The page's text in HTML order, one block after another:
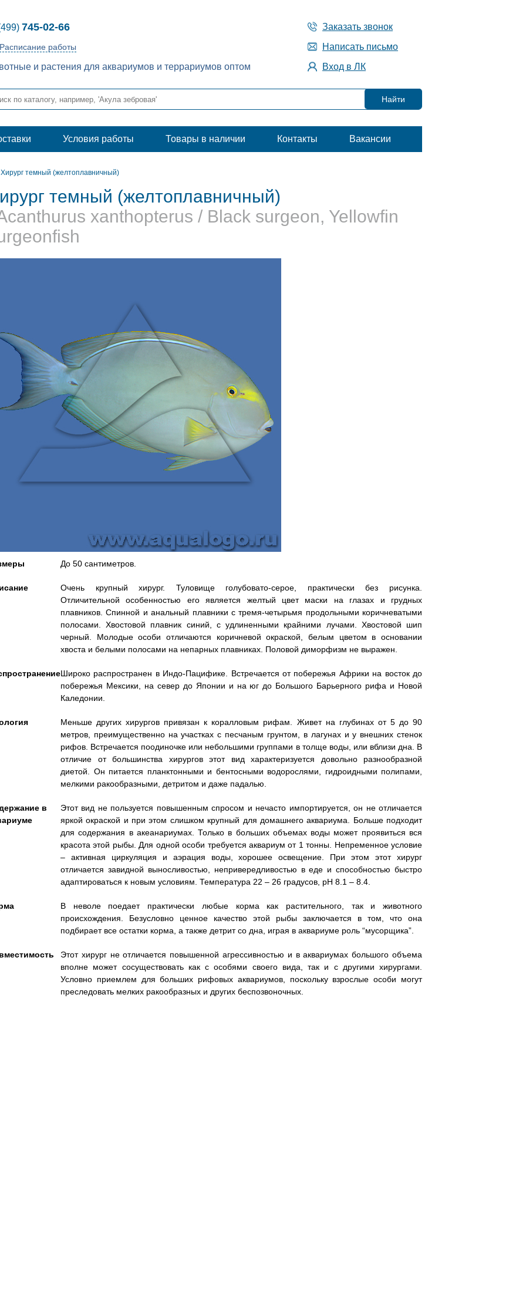
745-02-66 Заказать звонок
Расписание работы
Написать письмо
и растения для аквариумов и террариумов оптом
Вход в ЛК
Условия работы Товары в наличии Контакты Вакансии
Хирург темный (желтоплавничный)
темный (желтоплавничный)
xanthopterus / Black surgeon, Yellowfin
До 50 сантиметров.
Очень крупный хирург. Туловище голубовато-серое, практически без рисунка.
Отличительной особенностью его является желтый цвет маски на глазах и грудных
плавников. Спинной и анальный плавники с тремя-четырьмя продольными коричневатыми
полосами. Хвостовой плавник синий, с удлиненными крайними лучами. Хвостовой шип
черный. Молодые особи отличаются коричневой окраской, белым цветом в основании
хвоста и белыми полосами на непарных плавниках. Половой диморфизм не выражен.
Широко распространен в Индо-Пацифике. Встречается от побережья Африки на восток до
побережья Мексики, на север до Японии и на юг до Большого Барьерного рифа и Новой
Каледонии.
Меньше других хирургов привязан к коралловым рифам. Живет на глубинах от 5 до 90
метров, преимущественно на участках с песчаным грунтом, в лагунах и у внешних стенок
рифов. Встречается поодиночке или небольшими группами в толще воды, или вблизи дна. В
отличие от большинства хирургов этот вид характеризуется довольно разнообразной
диетой. Он питается планктонными и бентосными водорослями, гидроидными полипами,
мелкими ракообразными, детритом и даже падалью.
в
Этот вид не пользуется повышенным спросом и нечасто импортируется, он не отличается
яркой окраской и при этом слишком крупный для домашнего аквариума. Больше подходит
для содержания в акеанариумах. Только в больших объемах воды может проявиться вся
красота этой рыбы. Для одной особи требуется аквариум от 1 тонны. Непременное условие
– активная циркуляция и аэрация воды, хорошее освещение. При этом этот хирург
отличается завидной выносливостью, непривередливостью в еде и способностью быстро
адаптироваться к новым условиям. Температура 22 – 26 градусов, pH 8.1 – 8.4.
В неволе поедает практически любые корма как растительного, так и животного
происхождения. Безусловно ценное качество этой рыбы заключается в том, что она
подбирает все остатки корма, а также детрит со дна, играя в аквариуме роль “мусорщика”.
Этот хирург не отличается повышенной агрессивностью и в аквариумах большого объема
вполне может сосуществовать как с особями своего вида, так и с другими хирургами.
Условно приемлем для больших рифовых аквариумов, поскольку взрослые особи могут
преследовать мелких ракообразных и других беспозвоночных.